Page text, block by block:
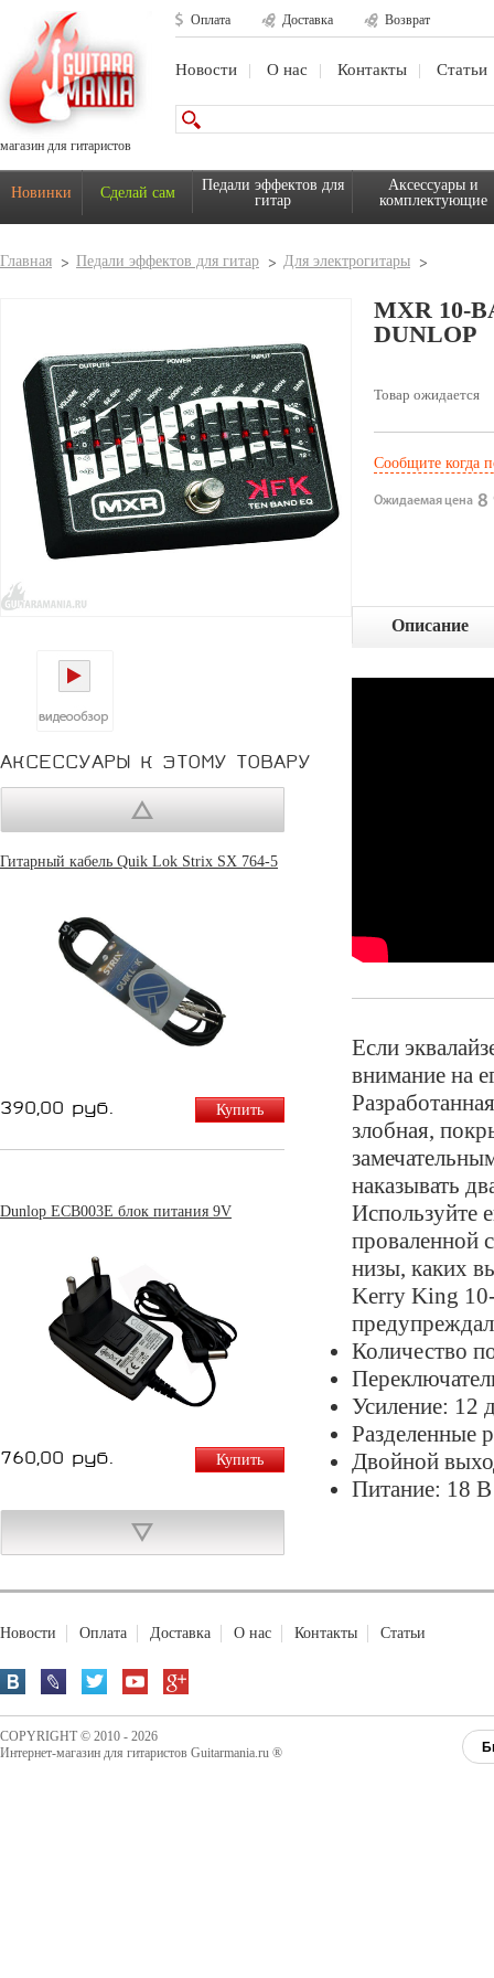
магазин для гитаристов
Оплата Доставка Возврат
Новости О нас Контакты Статьи
Новинки Сделай сам
Педали эффектов для
гитар
Аксессуары и
комплектующие
Главная Педали эффектов для гитар Для электрогитары
АКСЕССУАРЫ К ЭТОМУ ТОВАРУ
Гитарный кабель Quik Lok Strix SX 764-5
390,00 руб. Купить
Dunlop ECB003E блок питания 9V
760,00 руб. Купить
MXR 10-
DUNLOP
Товар ожидается
Сообщите когда
Ожидаемая цена 8
Описание
Если
внимание на
злобная,
наказывать
Используйте
проваленной
низы, каких
Kerry King
Количество
Усиление: 12
Разделенные
Двойной
Питание: 18 В
Новости Оплата Доставка О нас Контакты Статьи
COPYRIGHT © 2010 - 2026
Интернет-магазин для гитаристов Guitarmania.ru ®